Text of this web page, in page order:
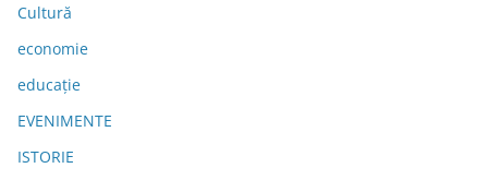
Cultură
economie
educație
EVENIMENTE
ISTORIE